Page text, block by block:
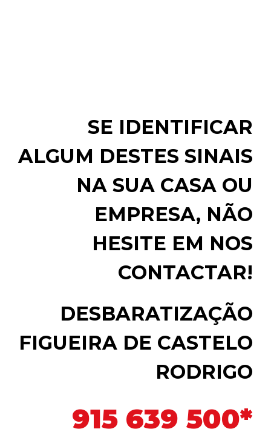
SE IDENTIFICAR
ALGUM DESTES SINAIS
NA SUA CASA OU
EMPRESA, NÃO
HESITE EM NOS
CONTACTAR!
DESBARATIZAÇÃO
FIGUEIRA DE CASTELO
RODRIGO
915 639 500*